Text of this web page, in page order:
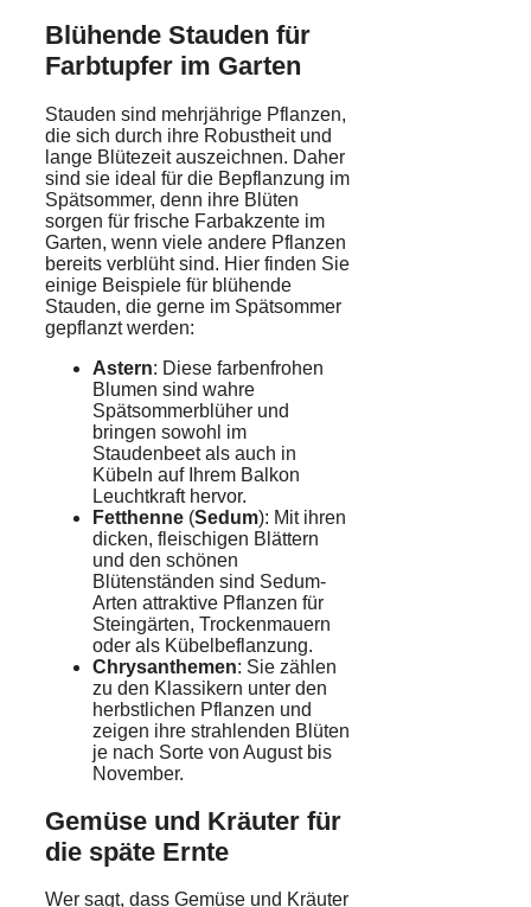
Blühende Stauden für
Farbtupfer im Garten
Stauden sind mehrjährige Pflanzen,
die sich durch ihre Robustheit und
lange Blütezeit auszeichnen. Daher
sind sie ideal für die Bepflanzung im
Spätsommer, denn ihre Blüten
sorgen für frische Farbakzente im
Garten, wenn viele andere Pflanzen
bereits verblüht sind. Hier finden Sie
einige Beispiele für blühende
Stauden, die gerne im Spätsommer
gepflanzt werden:
Astern: Diese farbenfrohen
Blumen sind wahre
Spätsommerblüher und
bringen sowohl im
Staudenbeet als auch in
Kübeln auf Ihrem Balkon
Leuchtkraft hervor.
Fetthenne (Sedum): Mit ihren
dicken, fleischigen Blättern
und den schönen
Blütenständen sind Sedum-
Arten attraktive Pflanzen für
Steingärten, Trockenmauern
oder als Kübelbeflanzung.
Chrysanthemen: Sie zählen
zu den Klassikern unter den
herbstlichen Pflanzen und
zeigen ihre strahlenden Blüten
je nach Sorte von August bis
November.
Gemüse und Kräuter für
die späte Ernte
Wer sagt, dass Gemüse und Kräuter